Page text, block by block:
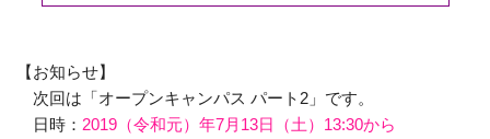
【お知らせ】
次回は「オープンキャンパス パート2」です。
日時： 2019（令和元）年7月13日（土）13:30から